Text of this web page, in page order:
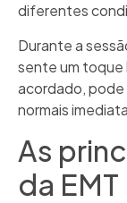
diferentes
Durante a
sente um toque
acordado, pode
normais
As
da EMT